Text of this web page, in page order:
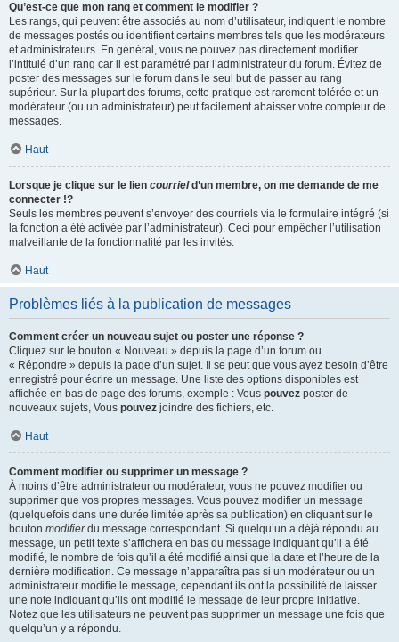
Qu’est-ce que mon rang et comment le modifier ?
Les rangs, qui peuvent être associés au nom d’utilisateur, indiquent le nombre
de messages postés ou identifient certains membres tels que les modérateurs
et administrateurs. En général, vous ne pouvez pas directement modifier
l’intitulé d’un rang car il est paramétré par l’administrateur du forum. Évitez de
poster des messages sur le forum dans le seul but de passer au rang
supérieur. Sur la plupart des forums, cette pratique est rarement tolérée et un
modérateur (ou un administrateur) peut facilement abaisser votre compteur de
messages.
Haut
Lorsque je clique sur le lien courrield’un membre, on me demande de me
connecter !?
Seuls les membres peuvent s’envoyer des courriels via le formulaire intégré (si
la fonction a été activée par l’administrateur). Ceci pour empêcher l’utilisation
malveillante de la fonctionnalité par les invités.
Haut
Problèmes liés à la publication de messages
Comment créer un nouveau sujet ou poster une réponse ?
Cliquez sur le bouton « Nouveau » depuis la page d’un forum ou
« Répondre » depuis la page d’un sujet. Il se peut que vous ayez besoin d’être
enregistré pour écrire un message. Une liste des options disponibles est
affichée en bas de page des forums, exemple : Vous pouvez poster de
nouveaux sujets, Vous pouvez joindre des fichiers, etc.
Haut
Comment modifier ou supprimer un message ?
À moins d’être administrateur ou modérateur, vous ne pouvez modifier ou
supprimer que vos propres messages. Vous pouvez modifier un message
(quelquefois dans une durée limitée après sa publication) en cliquant sur le
bouton modifierdu message correspondant. Si quelqu’un a déjà répondu au
message, un petit texte s’affichera en bas du message indiquant qu’il a été
modifié, le nombre de fois qu’il a été modifié ainsi que la date et l’heure de la
dernière modification. Ce message n’apparaîtra pas si un modérateur ou un
administrateur modifie le message, cependant ils ont la possibilité de laisser
une note indiquant qu’ils ont modifié le message de leur propre initiative.
Notez que les utilisateurs ne peuvent pas supprimer un message une fois que
quelqu’un y a répondu.